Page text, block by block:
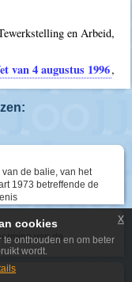
en Arbeid,
van 4 augustus 1996,
de balie, van het
1973 betreffende de
van de
cookies
te onthouden en om beter
wordt.
x